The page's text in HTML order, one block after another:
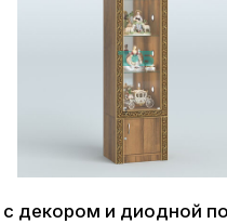
с декором и диодной